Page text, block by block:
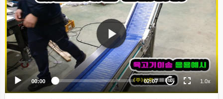
00:00 02:07 30 1.0x